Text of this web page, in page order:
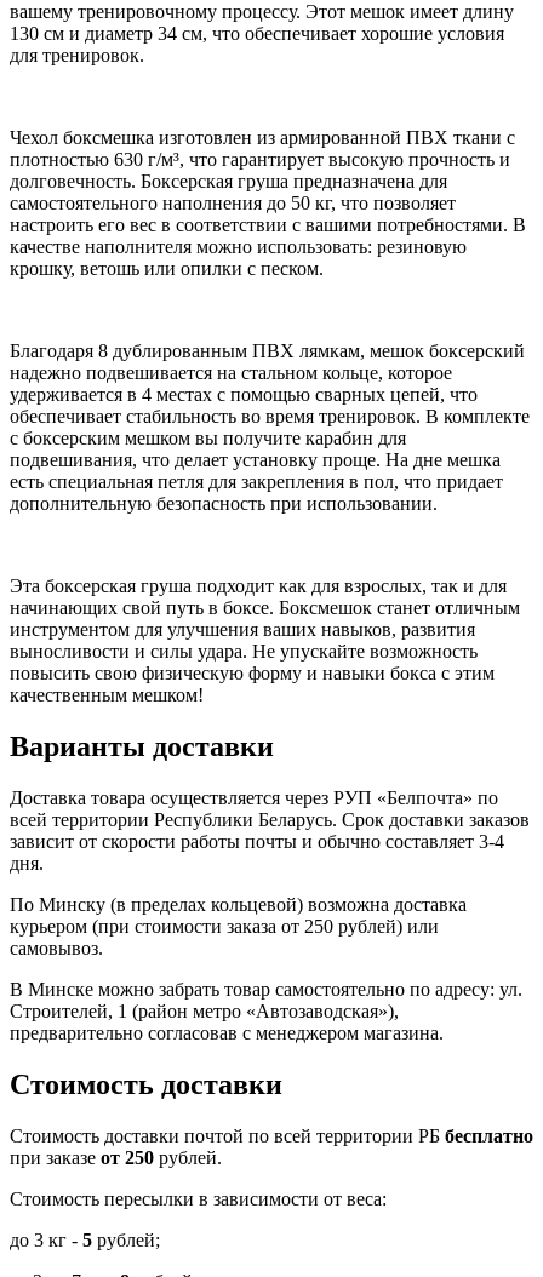
вашему тренировочному процессу. Этот мешок имеет длину
130 см и диаметр 34 см, что обеспечивает хорошие условия
для тренировок.
Чехол боксмешка изготовлен из армированной ПВХ ткани с
плотностью 630 г/м³, что гарантирует высокую прочность и
долговечность. Боксерская груша предназначена для
самостоятельного наполнения до 50 кг, что позволяет
настроить его вес в соответствии с вашими потребностями. В
качестве наполнителя можно использовать: резиновую
крошку, ветошь или опилки с песком.
Благодаря 8 дублированным ПВХ лямкам, мешок боксерский
надежно подвешивается на стальном кольце, которое
удерживается в 4 местах с помощью сварных цепей, что
обеспечивает стабильность во время тренировок. В комплекте
с боксерским мешком вы получите карабин для
подвешивания, что делает установку проще. На дне мешка
есть специальная петля для закрепления в пол, что придает
дополнительную безопасность при использовании.
Эта боксерская груша подходит как для взрослых, так и для
начинающих свой путь в боксе. Боксмешок станет отличным
инструментом для улучшения ваших навыков, развития
выносливости и силы удара. Не упускайте возможность
повысить свою физическую форму и навыки бокса с этим
качественным мешком!
Варианты доставки
Доставка товара осуществляется через РУП «Белпочта» по
всей территории Республики Беларусь. Срок доставки заказов
зависит от скорости работы почты и обычно составляет 3-4
дня.
По Минску (в пределах кольцевой) возможна доставка
курьером (при стоимости заказа от 250 рублей) или
самовывоз.
В Минске можно забрать товар самостоятельно по адресу: ул.
Строителей, 1 (район мeтро «Автозаводская»),
предварительно согласовав с менеджером магазина.
Стоимость доставки
Cтоимость доставки почтой по всей территории РБ бесплатно
при заказе от 250 рублей.
Стоимость пересылки в зависимости от веса:
до 3 кг - 5 рублей;